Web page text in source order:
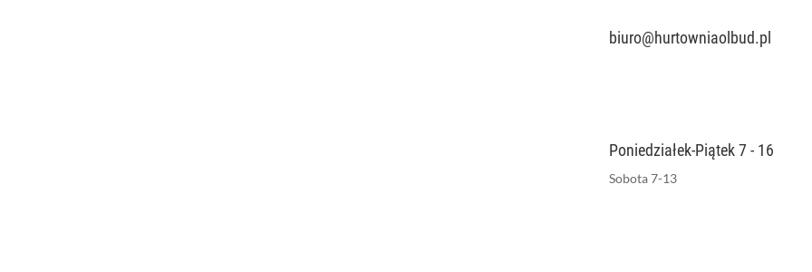
biuro@hurtowniaolbud.pl
Poniedziałek-Piątek 7 - 16
Sobota 7-13